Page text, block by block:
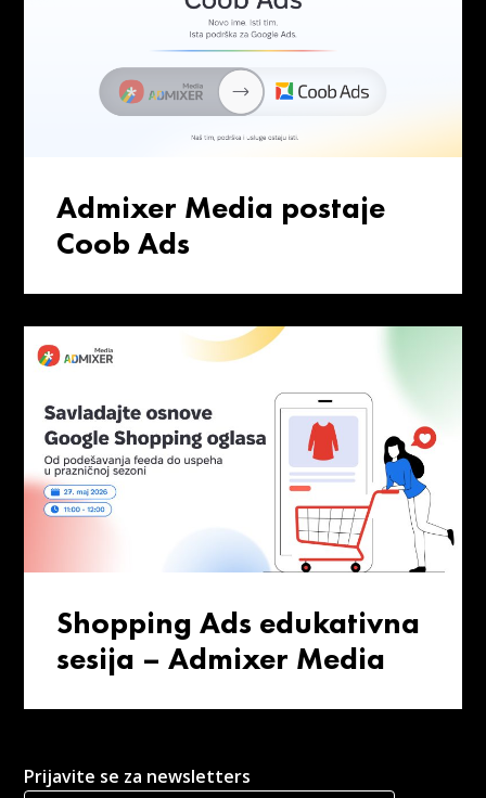
Admixer Media postaje
Coob Ads
Shopping Ads edukativna
sesija – Admixer Media
Prijavite se za newsletters